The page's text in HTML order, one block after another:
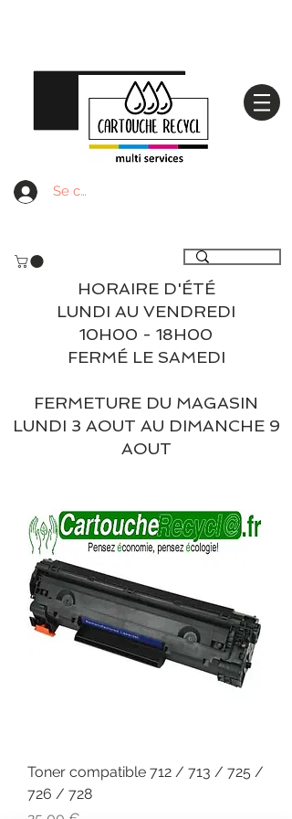
Se connecter
HORAIRE D'ÉTÉ
LUNDI AU VENDREDI
10H00 - 18H00
FERMÉ LE SAMEDI
FERMETURE DU MAGASIN
LUNDI 3 AOUT AU DIMANCHE 9
AOUT
Toner compatible 712 / 713 / 725 /
726 / 728